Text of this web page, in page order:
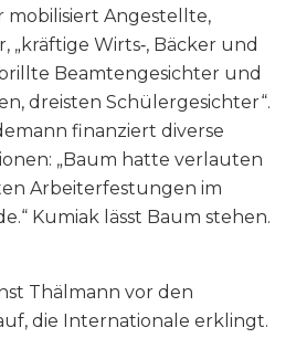
mobilisiert Angestellte,
„kräftige Wirts‑, Bäcker und
Beamtengesichter und
dreisten Schülergesichter“.
finanziert diverse
„Baum hatte verlauten
Arbeiterfestungen im
Kumiak lässt Baum stehen.
Thälmann vor den
die Internationale erklingt.